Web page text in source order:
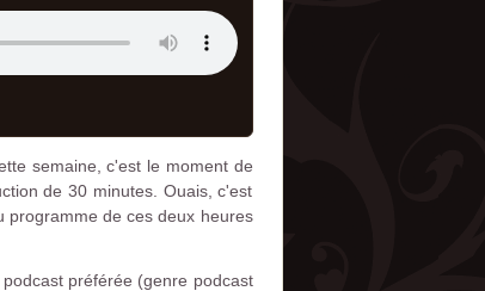
semaine, c'est le moment de
de 30 minutes. Ouais, c'est
programme de ces deux heures
préférée (genre podcast